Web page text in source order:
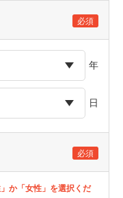
必須
年
日
必須
か「女性」を選択くだ